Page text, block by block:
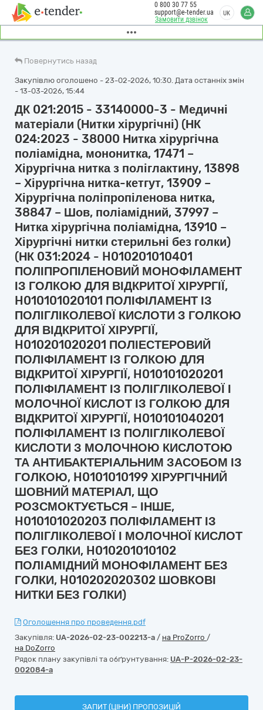
Замовити дзвінок
0 800 30 77 55
support@e-tender.ua
UK
Повернутись назад
Закупівлю оголошено - 23-02-2026, 10:30. Дата останніх змін
- 13-03-2026, 15:44
ДК 021:2015 - 33140000-3 - Медичні
матеріали (Нитки хірургічні) (НК
024:2023 - 38000 Нитка хірургічна
поліамідна, мононитка, 17471 –
Хірургічна нитка з поліглактину, 13898
– Хірургічна нитка-кетгут, 13909 –
Хірургічна поліпропіленова нитка,
38847 – Шов, поліамідний, 37997 –
Нитка хірургічна поліамідна, 13910 –
Хірургічні нитки стерильні без голки)
(НК 031:2024 - H010201010401
ПОЛІПРОПІЛЕНОВИЙ МОНОФІЛАМЕНТ
ІЗ ГОЛКОЮ ДЛЯ ВІДКРИТОЇ ХІРУРГІЇ,
H010101020101 ПОЛІФІЛАМЕНТ ІЗ
ПОЛІГЛІКОЛЕВОЇ КИСЛОТИ З ГОЛКОЮ
ДЛЯ ВІДКРИТОЇ ХІРУРГІЇ,
H010201020201 ПОЛІЕСТЕРОВИЙ
ПОЛІФІЛАМЕНТ ІЗ ГОЛКОЮ ДЛЯ
ВІДКРИТОЇ ХІРУРГІЇ, H010101020201
ПОЛІФІЛАМЕНТ ІЗ ПОЛІГЛІКОЛЕВОЇ І
МОЛОЧНОЇ КИСЛОТ ІЗ ГОЛКОЮ ДЛЯ
ВІДКРИТОЇ ХІРУРГІЇ, H010101040201
ПОЛІФІЛАМЕНТ ІЗ ПОЛІГЛІКОЛЕВОЇ
КИСЛОТИ З МОЛОЧНОЮ КИСЛОТОЮ
ТА АНТИБАКТЕРІАЛЬНИМ ЗАСОБОМ ІЗ
ГОЛКОЮ, H0101010199 ХІРУРГІЧНИЙ
ШОВНИЙ МАТЕРІАЛ, ЩО
РОЗСМОКТУЄТЬСЯ – ІНШЕ,
H010101020203 ПОЛІФІЛАМЕНТ ІЗ
ПОЛІГЛІКОЛЕВОЇ І МОЛОЧНОЇ КИСЛОТ
БЕЗ ГОЛКИ, H010201010102
ПОЛІАМІДНИЙ МОНОФІЛАМЕНТ БЕЗ
ГОЛКИ, H010202020302 ШОВКОВІ
НИТКИ БЕЗ ГОЛКИ)
Оголошення про проведення.pdf
Закупівля: UA-2026-02-23-002213-a / на ProZorro /
на DoZorro
Рядок плану закупівлі та обґрунтування: UA-P-2026-02-23-
002084-a
ЗАПИТ (ЦІНИ) ПРОПОЗИЦІЙ